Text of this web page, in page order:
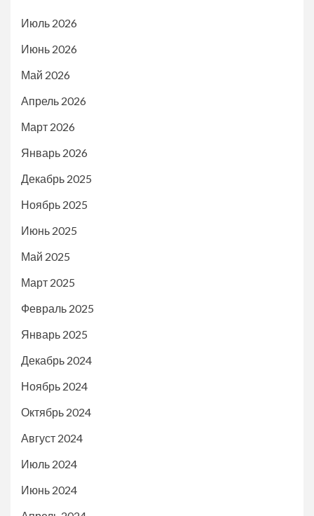
Июль 2026
Июнь 2026
Май 2026
Апрель 2026
Март 2026
Январь 2026
Декабрь 2025
Ноябрь 2025
Июнь 2025
Май 2025
Март 2025
Февраль 2025
Январь 2025
Декабрь 2024
Ноябрь 2024
Октябрь 2024
Август 2024
Июль 2024
Июнь 2024